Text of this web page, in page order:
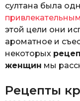
султана была
этой цели они
ароматное и
некоторых
женщин мы
Рецепты